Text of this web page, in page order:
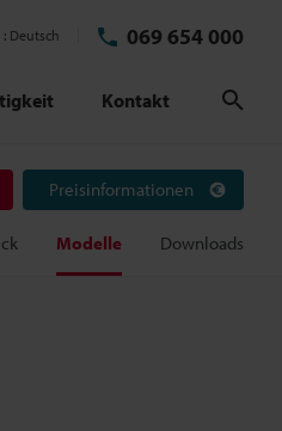
Deutsch 069 654 000
Kontakt
Preisinformationen
Modelle Downloads